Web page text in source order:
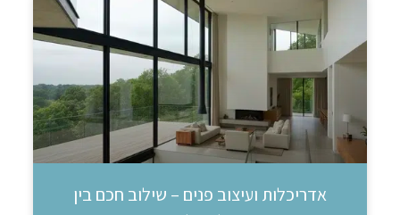
אדריכלות ועיצוב פנים – שילוב חכם בין